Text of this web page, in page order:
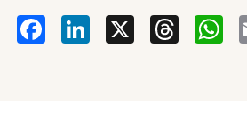
X